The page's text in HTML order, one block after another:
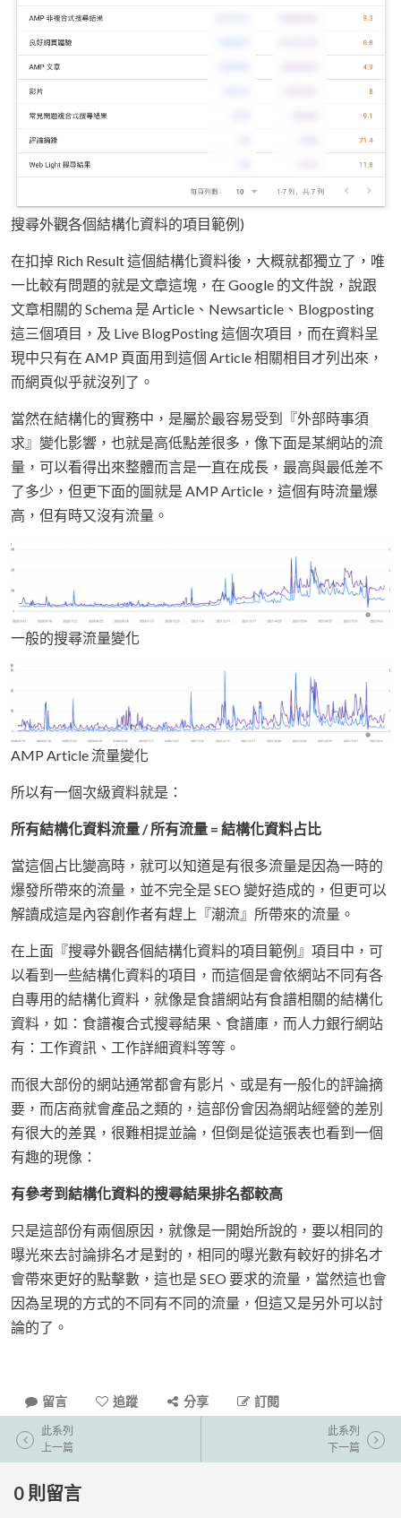
搜尋外觀各個結構化資料的項目範例)
在扣掉 Rich Result 這個結構化資料後，大概就都獨立了，唯
一比較有問題的就是文章這塊，在 Google 的文件說，說跟
文章相關的 Schema 是 Article、Newsarticle、Blogposting
這三個項目，及 Live BlogPosting 這個次項目，而在資料呈
現中只有在 AMP 頁面用到這個 Article 相關相目才列出來，
而網頁似乎就沒列了。
當然在結構化的實務中，是屬於最容易受到『外部時事須
求』變化影響，也就是高低點差很多，像下面是某網站的流
量，可以看得出來整體而言是一直在成長，最高與最低差不
了多少，但更下面的圖就是 AMP Article，這個有時流量爆
高，但有時又沒有流量。
一般的搜尋流量變化
AMP Article 流量變化
所以有一個次級資料就是：
所有結構化資料流量 / 所有流量 = 結構化資料占比
當這個占比變高時，就可以知道是有很多流量是因為一時的
爆發所帶來的流量，並不完全是 SEO 變好造成的，但更可以
解讀成這是內容創作者有趕上『潮流』所帶來的流量。
在上面『搜尋外觀各個結構化資料的項目範例』項目中，可
以看到一些結構化資料的項目，而這個是會依網站不同有各
自專用的結構化資料，就像是食譜網站有食譜相關的結構化
資料，如：食譜複合式搜尋結果、食譜庫，而人力銀行網站
有：工作資訊、工作詳細資料等等。
而很大部份的網站通常都會有影片、或是有一般化的評論摘
要，而店商就會產品之類的，這部份會因為網站經營的差別
有很大的差異，很難相提並論，但倒是從這張表也看到一個
有趣的現像：
有參考到結構化資料的搜尋結果排名都較高
只是這部份有兩個原因，就像是一開始所說的，要以相同的
曝光來去討論排名才是對的，相同的曝光數有較好的排名才
會帶來更好的點擊數，這也是 SEO 要求的流量，當然這也會
因為呈現的方式的不同有不同的流量，但這又是另外可以討
論的了。
留言 追蹤 分享 訂閱
此系列
上一篇
此系列
下一篇
0 則留言